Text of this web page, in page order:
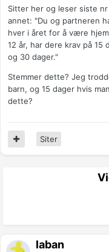
Sitter her og leser siste
annet: "Du og partneren
hver i året for å være
12 år, har dere krav på
og 30 dager."
Stemmer dette? Jeg
barn, og 15 dager hvis
dette?
Siter
laban